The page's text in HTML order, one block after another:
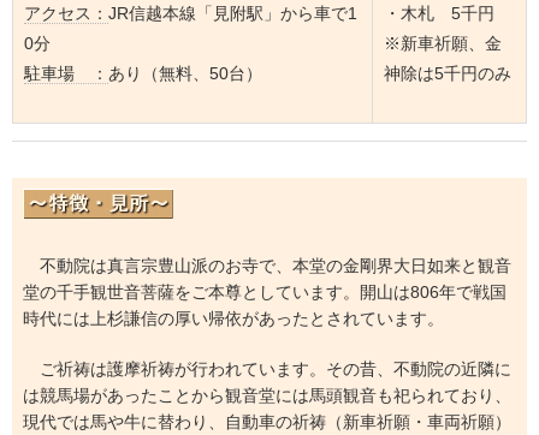
アクセス： JR信越本線「見附駅」から車で1
0分
駐車場 ： あり（無料、50台）
・木札 5千円
※新車祈願、金
神除は5千円のみ
不動院は真言宗豊山派のお寺で、本堂の金剛界大日如来と観音
堂の千手観世音菩薩をご本尊としています。開山は806年で戦国
時代には上杉謙信の厚い帰依があったとされています。
ご祈祷は護摩祈祷が行われています。その昔、不動院の近隣に
は競馬場があったことから観音堂には馬頭観音も祀られており、
現代では馬や牛に替わり、自動車の祈祷（新車祈願・車両祈願）